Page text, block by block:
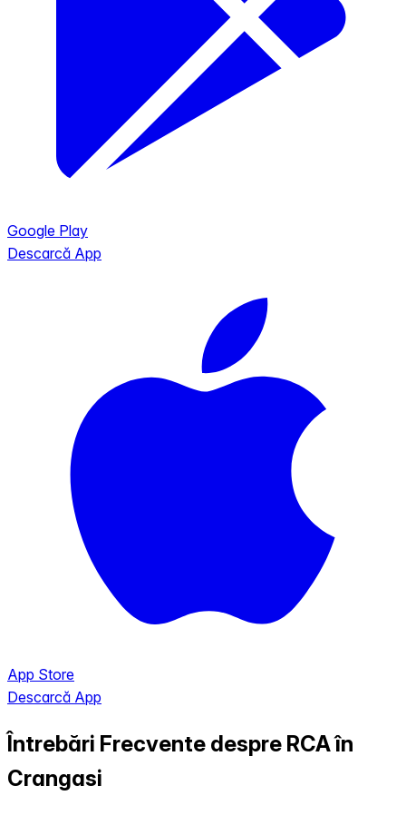
Google Play
Descarcă App
App Store
Descarcă App
Întrebări Frecvente despre RCA în
Crangasi